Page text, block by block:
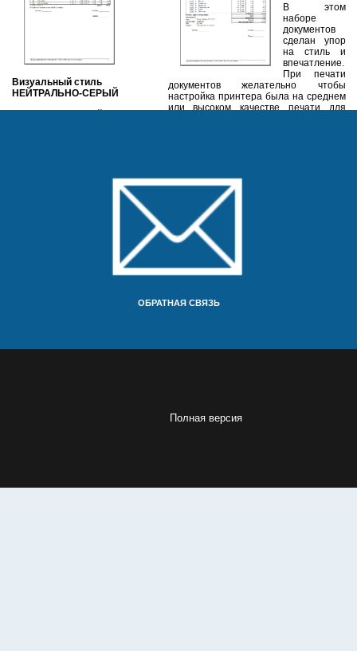
Визуальный стиль
НЕЙТРАЛЬНО-СЕРЫЙ
Оптимизированный для
лучшим образцам шаблонов
MS Office, хорошо знаком
В этом
наборе
документов
сделан упор
на стиль и
впечатление.
При печати
документов желательно чтобы
настройка принтера была на среднем
или высоком качестве печати для
ОБРАТНАЯ СВЯЗЬ
Полная версия